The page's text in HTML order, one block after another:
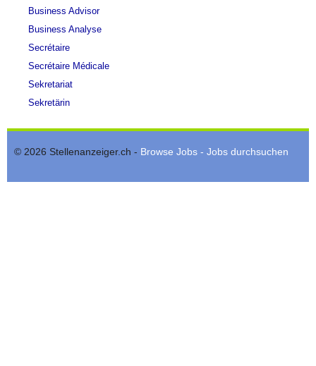
Lehrstellen
gratis
inserieren
Business Advisor
Business Analyse
Secrétaire
Secrétaire Médicale
Sekretariat
Sekretärin
© 2026 Stellenanzeiger.ch - Browse Jobs - Jobs durchsuchen